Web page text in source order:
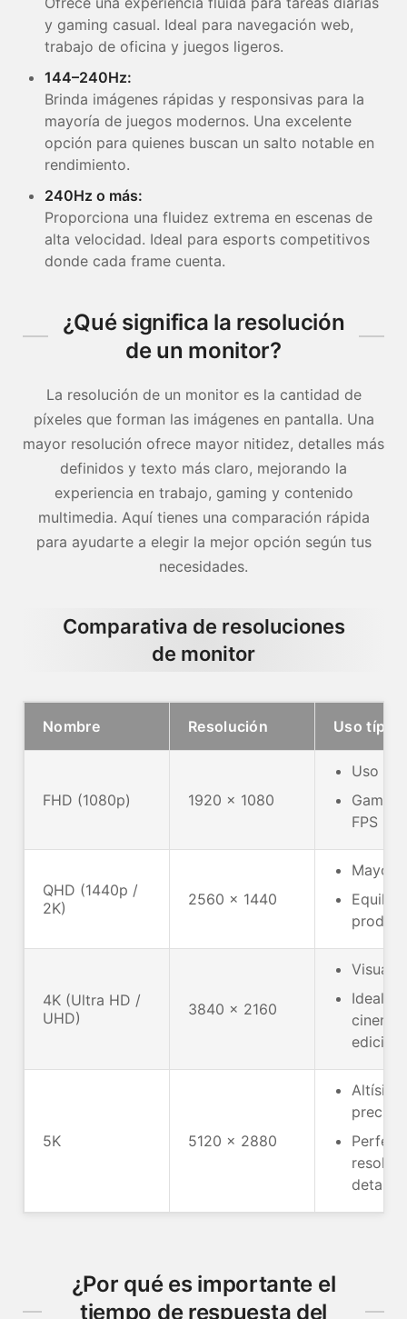
y gaming casual. Ideal para navegación web,
trabajo de oficina y juegos ligeros.
144–240Hz:
Brinda imágenes rápidas y responsivas para la
mayoría de juegos modernos. Una excelente
opción para quienes buscan un salto notable en
rendimiento.
240Hz o más:
Proporciona una fluidez extrema en escenas de
alta velocidad. Ideal para esports competitivos
donde cada frame cuenta.
¿Qué significa la resolución
de un monitor?
La resolución de un monitor es la cantidad de
píxeles que forman las imágenes en pantalla. Una
mayor resolución ofrece mayor nitidez, detalles más
definidos y texto más claro, mejorando la
experiencia en trabajo, gaming y contenido
multimedia. Aquí tienes una comparación rápida
para ayudarte a elegir la mejor opción según tus
necesidades.
Comparativa de resoluciones
de monitor
Nombre Resolución Uso típico
FHD (1080p) 1920 x 1080
Uso
FPS
QHD (1440p /
2K)
2560 x 1440
Mayor
4K (Ultra HD /
UHD)
3840 x 2160
Ideal
edición
5K 5120 x 2880
¿Por qué es importante el
tiempo de respuesta del